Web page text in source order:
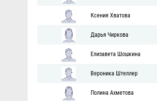
Ксения Хватова
Дарья Чиркова
Елизавета Шошкина
Вероника Штеллер
Полина Ахметова